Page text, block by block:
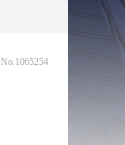
No.1065254